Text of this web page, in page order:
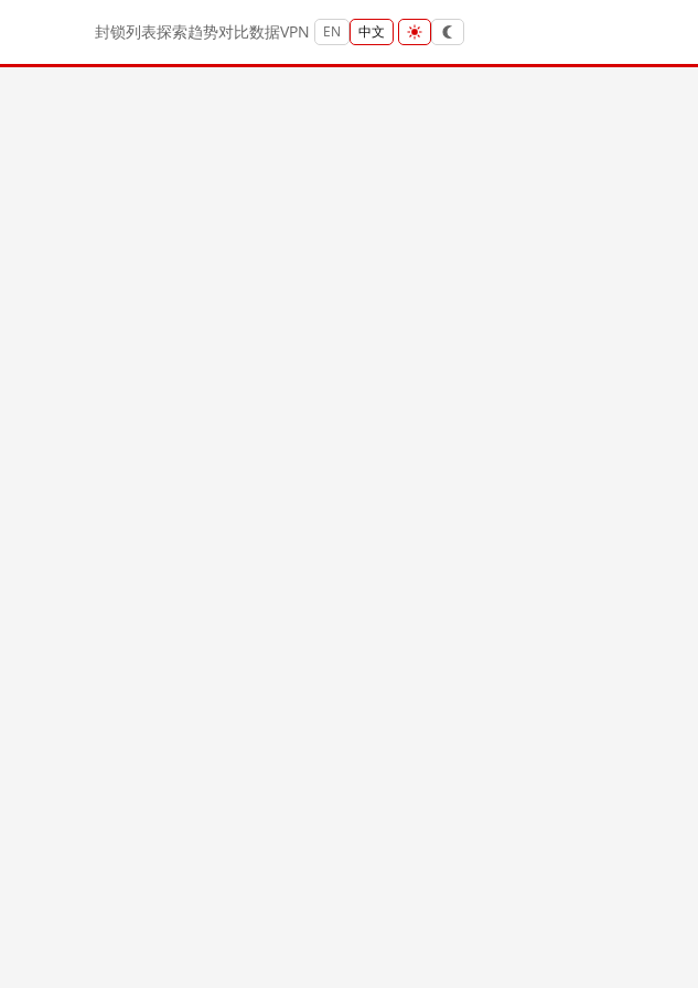
封锁列表探索趋势对比数据VPN EN 中文